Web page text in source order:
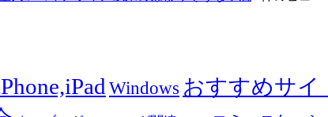
Windows おすすめサイ